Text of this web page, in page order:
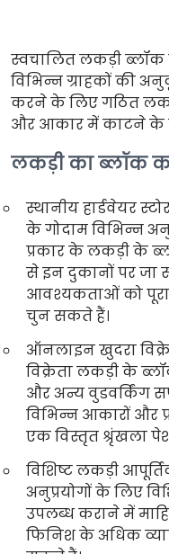
स्वचालित लकड़ी
विभिन्न ग्राहकों की
करने के लिए गठित
और आकार में काटने के
लकड़ी का ब्लॉक
स्थानीय हार्डवेयर
के गोदाम विभिन्न
प्रकार के लकड़ी के
से इन दुकानों पर
आवश्यकताओं को
चुन सकते हैं।
ऑनलाइन खुदरा
विक्रेता लकड़ी के
और अन्य वुडवर्किंग
विभिन्न आकारों और
एक विस्तृत श्रृंखला
विशिष्ट लकड़ी
अनुप्रयोगों के लिए
उपलब्ध कराने में
फिनिश के अधिक